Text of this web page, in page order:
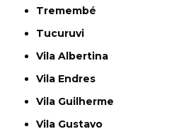
Tremembé
Tucuruvi
Vila Albertina
Vila Endres
Vila Guilherme
Vila Gustavo